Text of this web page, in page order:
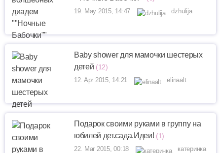
19. May 2015, 14:47 dzhulija
Baby shower для мамочки шестерых
детей (12)
12. Apr 2015, 14:21 elinaalt
Подарок своими руками в группу на
юбилей дет.сада.Идеи! (1)
22. Mar 2015, 00:18 катеринка